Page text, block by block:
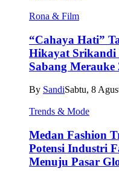
Rona & Film
“Cahaya Hati”
Hikayat Srikandi
Sabang Merauke
By SandiSabtu, 8
Trends & Mode
Medan Fashion
Potensi Industri
Menuju Pasar